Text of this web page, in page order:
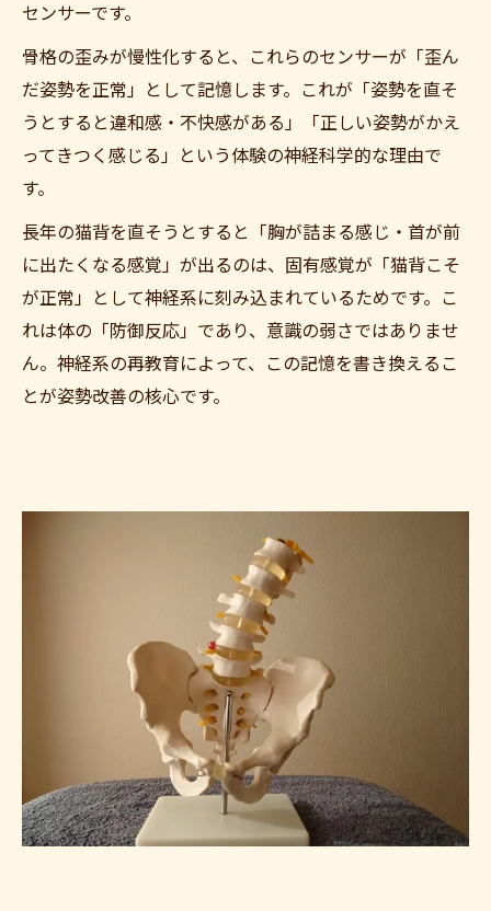
センサーです。
骨格の歪みが慢性化すると、これらのセンサーが「歪ん
だ姿勢を正常」として記憶します。これが「姿勢を直そ
うとすると違和感・不快感がある」「正しい姿勢がかえ
ってきつく感じる」という体験の神経科学的な理由で
す。
長年の猫背を直そうとすると「胸が詰まる感じ・首が前
に出たくなる感覚」が出るのは、固有感覚が「猫背こそ
が正常」として神経系に刻み込まれているためです。こ
れは体の「防御反応」であり、意識の弱さではありませ
ん。神経系の再教育によって、この記憶を書き換えるこ
とが姿勢改善の核心です。